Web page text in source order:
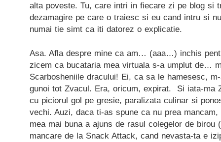
alta poveste. Tu, care intri in fiecare zi pe blog si
dezamagire pe care o traiesc si eu cand intru si
numai tie simt ca iti datorez o explicatie.
Asa. Afla despre mine ca am… (aaa…) inchis
zicem ca bucataria mea virtuala s-a umplut de…
Scarbosheniile dracului! Ei, ca sa le hamesesc,
gunoi tot Zvacul. Era, oricum, expirat. Si iata-ma
cu piciorul gol pe gresie, paralizata culinar si
vechi. Auzi, daca ti-as spune ca nu prea
mea mai buna a ajuns de rasul colegelor de birou
mancare de la Snack Attack, cand nevasta-ta e